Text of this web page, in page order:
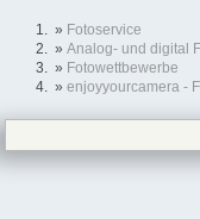
» Fotoservice
» Analog- und digital
» Fotowettbewerbe
» enjoyyourcamera -